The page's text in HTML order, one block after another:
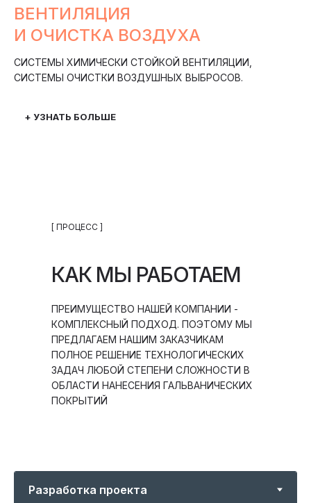
ВЕНТИЛЯЦИЯ
И ОЧИСТКА ВОЗДУХА
СИСТЕМЫ ХИМИЧЕСКИ СТОЙКОЙ ВЕНТИЛЯЦИИ,
СИСТЕМЫ ОЧИСТКИ ВОЗДУШНЫХ ВЫБРОСОВ.
+ УЗНАТЬ БОЛЬШЕ
[ ПРОЦЕСС ]
КАК МЫ РАБОТАЕМ
ПРЕИМУЩЕСТВО НАШЕЙ КОМПАНИИ -
КОМПЛЕКСНЫЙ ПОДХОД. ПОЭТОМУ МЫ
ПРЕДЛАГАЕМ НАШИМ ЗАКАЗЧИКАМ
ПОЛНОЕ РЕШЕНИЕ ТЕХНОЛОГИЧЕСКИХ
ЗАДАЧ ЛЮБОЙ СТЕПЕНИ СЛОЖНОСТИ В
ОБЛАСТИ НАНЕСЕНИЯ ГАЛЬВАНИЧЕСКИХ
ПОКРЫТИЙ